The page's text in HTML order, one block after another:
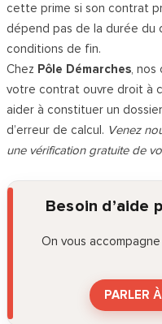
cette prime si son contrat
dépend pas de la durée du
conditions de fin.
Chez Pôle Démarches, nos
votre contrat ouvre droit à
aider à constituer un
d’erreur de calcul. Venez
une vérification gratuite de
Besoin d’aide
On vous
PARLER